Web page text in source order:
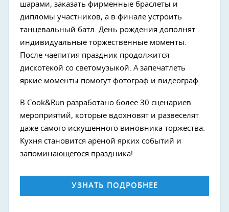
шарами, заказать фирменные браслеты и
дипломы участников, а в финале устроить
танцевальный батл. День рождения дополнят
индивидуальные торжественные моменты.
После чаепития праздник продолжится
дискотекой со светомузыкой. А запечатлеть
яркие моменты помогут фотограф и видеограф.
В Cook&Run разработано более 30 сценариев
мероприятий, которые вдохновят и развеселят
даже самого искушенного виновника торжества.
Кухня становится ареной ярких событий и
запоминающегося праздника!
УЗНАТЬ ПОДРОБНЕЕ